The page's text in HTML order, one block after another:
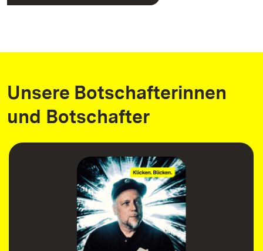
Unsere Botschafterinnen
und Botschafter